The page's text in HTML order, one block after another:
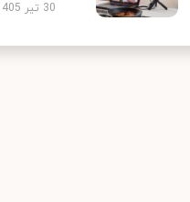
30 تیر 1405